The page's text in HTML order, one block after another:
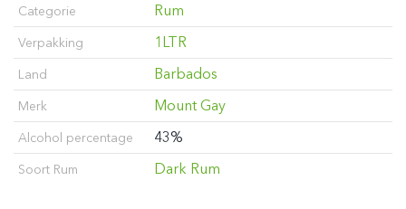
Categorie Rum
Verpakking 1LTR
Land Barbados
Merk Mount Gay
Alcohol percentage 43%
Soort Rum Dark Rum